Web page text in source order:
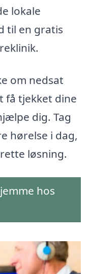
lokale
til en gratis
om nedsat
få tjekket dine
dig. Tag
hørelse i dag,
løsning.
hos